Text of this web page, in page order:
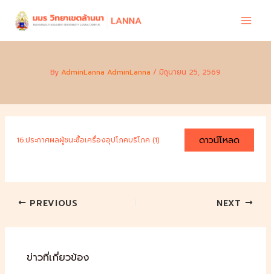
By AdminLanna AdminLanna / มิถุนายน 25, 2569
16.ประกาศผลผู้ชนะซื้อเครื่องอุปโภคบริโภค (1) ดาวน์โหลด
PREVIOUS NEXT
ข่าวที่เกี่ยวข้อง